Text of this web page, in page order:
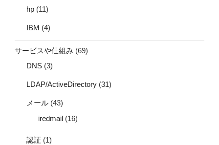
hp (11)
IBM (4)
サービスや仕組み (69)
DNS (3)
LDAP/ActiveDirectory (31)
メール (43)
iredmail (16)
認証 (1)